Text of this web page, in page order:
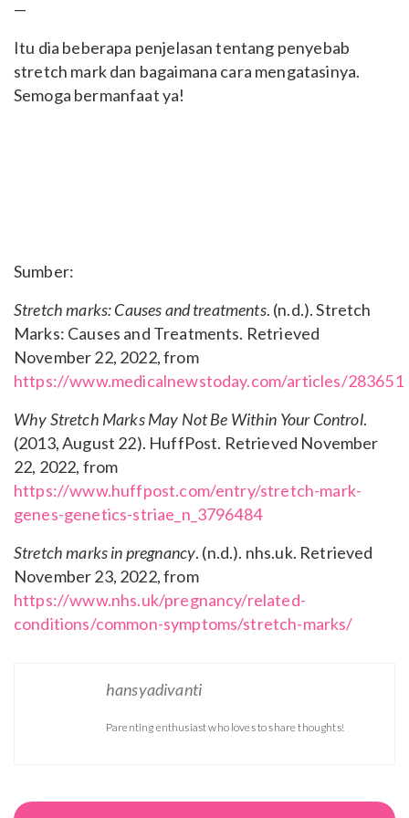
—
Itu dia beberapa penjelasan tentang penyebab
stretch mark dan bagaimana cara mengatasinya.
Semoga bermanfaat ya!
Sumber:
Stretch marks: Causes and treatments. (n.d.). Stretch
Marks: Causes and Treatments. Retrieved
November 22, 2022, from
https://www.medicalnewstoday.com/articles/283651
Why Stretch Marks May Not Be Within Your Control.
(2013, August 22). HuffPost. Retrieved November
22, 2022, from
https://www.huffpost.com/entry/stretch-mark-
genes-genetics-striae_n_3796484
Stretch marks in pregnancy. (n.d.). nhs.uk. Retrieved
November 23, 2022, from
https://www.nhs.uk/pregnancy/related-
conditions/common-symptoms/stretch-marks/
hansyadivanti
Parenting enthusiast who loves to share thoughts!